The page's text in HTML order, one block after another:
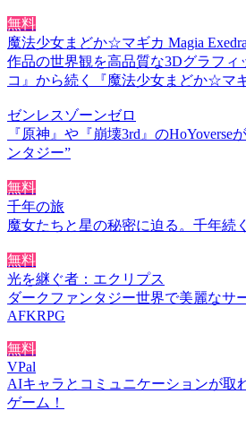
無料
魔法少女まどか☆マギカ Magia Exedra
作品の世界観を高品質な3Dグラフィ
コ』から続く『魔法少女まどか☆マ
ゼンレスゾーンゼロ
『原神』や『崩壊3rd』のHoYoverse
ンタジー”
無料
千年の旅
魔女たちと星の秘密に迫る。千年続
無料
光を継ぐ者：エクリプス
ダークファンタジー世界で美麗なサ
AFKRPG
無料
VPal
AIキャラとコミュニケーションが取
ゲーム！